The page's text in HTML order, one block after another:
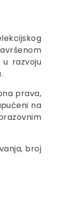
razvoju
prava,
na
broj